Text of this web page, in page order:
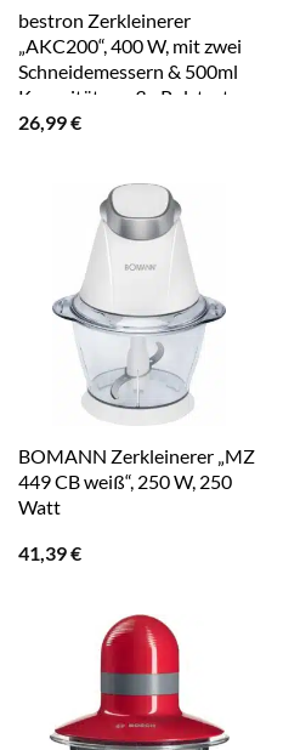
bestron Zerkleinerer
„AKC200“, 400 W, mit zwei
Schneidemessern & 500ml
Kapazität, große Pulstaste
26,99€
BOMANN Zerkleinerer „MZ
449 CB weiß“, 250 W, 250
Watt
41,39€